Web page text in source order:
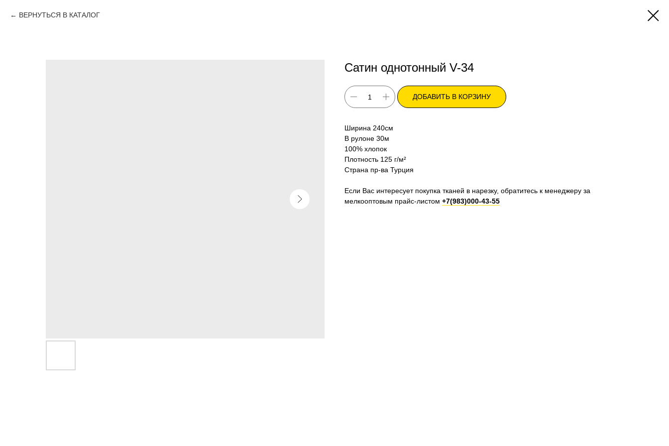
ВЕРНУТЬСЯ В КАТАЛОГ
Сатин однотонный V-34
ДОБАВИТЬ В КОРЗИНУ
Ширина 240см
В рулоне 30м
100% хлопок
Плотность 125 г/м²
Страна пр-ва Турция
Если Вас интересует покупка тканей в нарезку, обратитесь к менеджеру за
мелкооптовым прайс-листом +7(983)000-43-55